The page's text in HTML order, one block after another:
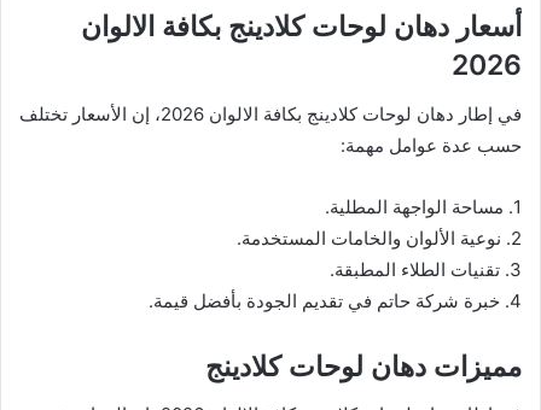
أسعار دهان لوحات كلادينج بكافة الالوان
2026
في إطار دهان لوحات كلادينج بكافة الالوان 2026، إن الأسعار تختلف
حسب عدة عوامل مهمة:
1. مساحة الواجهة المطلية.
2. نوعية الألوان والخامات المستخدمة.
3. تقنيات الطلاء المطبقة.
4. خبرة شركة حاتم في تقديم الجودة بأفضل قيمة.
مميزات دهان لوحات كلادينج